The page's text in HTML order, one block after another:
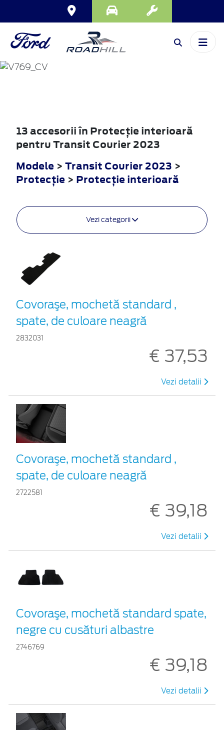
TRANSIT
COURIER
13 accesorii în Protecţie interioară
pentru Transit Courier 2023
Modele > Transit Courier 2023 >
Protecţie > Protecţie interioară
Vezi categorii
Covoraşe, mochetă standard ,
spate, de culoare neagră
2832031
€ 37,53
Vezi detalii
Covoraşe, mochetă standard ,
spate, de culoare neagră
2722581
€ 39,18
Vezi detalii
Covoraşe, mochetă standard spate,
negre cu cusături albastre
2746769
€ 39,18
Vezi detalii